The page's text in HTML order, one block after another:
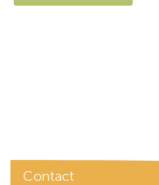
Contact